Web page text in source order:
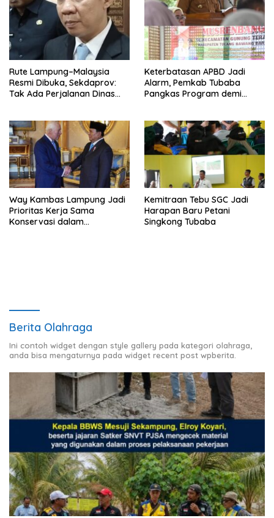
Rute Lampung–Malaysia
Resmi Dibuka, Sekdaprov:
Tak Ada Perjalanan Dinas
Keterbatasan APBD Jadi
Alarm, Pemkab Tubaba
Pangkas Program demi
Way Kambas Lampung Jadi
Prioritas Kerja Sama
Konservasi dalam
Kemitraan Tebu SGC Jadi
Harapan Baru Petani
Singkong Tubaba
Berita Olahraga
Ini contoh widget dengan style gallery pada kategori olahraga,
anda bisa mengaturnya pada widget recent post wpberita.